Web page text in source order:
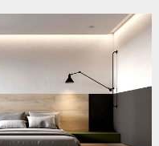
ပတ်ပတ်လည်